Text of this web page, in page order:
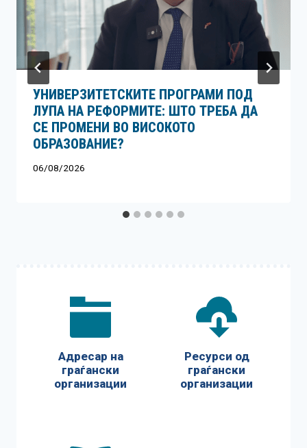
УНИВЕРЗИТЕТСКИТЕ ПРОГРАМИ ПОД
ЛУПА НА РЕФОРМИТЕ: ШТО ТРЕБА ДА
СЕ ПРОМЕНИ ВО ВИСОКОТО
ОБРАЗОВАНИЕ?
06/08/2026
Адресар на
граѓански
организации
Ресурси од
граѓански
организации